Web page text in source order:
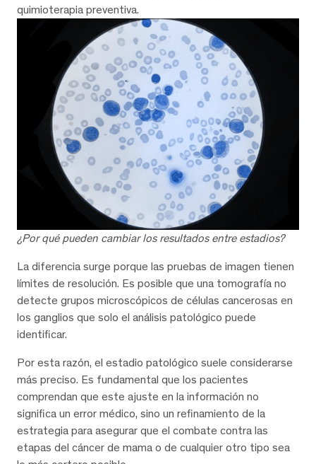
quimioterapia preventiva.
¿Por qué pueden cambiar los resultados entre estadios?
La diferencia surge porque las pruebas de imagen tienen
límites de resolución. Es posible que una tomografía no
detecte grupos microscópicos de células cancerosas en
los ganglios que solo el análisis patológico puede
identificar.
Por esta razón, el estadio patológico suele considerarse
más preciso. Es fundamental que los pacientes
comprendan que este ajuste en la información no
significa un error médico, sino un refinamiento de la
estrategia para asegurar que el combate contra las
etapas del cáncer de mama o de cualquier otro tipo sea